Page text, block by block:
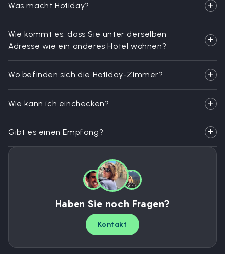
Was macht Hotiday?
Wie kommt es, dass Sie unter derselben
Adresse wie ein anderes Hotel wohnen?
Wo befinden sich die Hotiday-Zimmer?
Wie kann ich einchecken?
Gibt es einen Empfang?
Haben Sie noch Fragen?
Kontakt